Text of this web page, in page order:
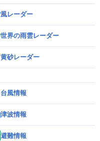
風レーダー
世界の雨雲レーダー
黄砂レーダー
台風情報
津波情報
避難情報